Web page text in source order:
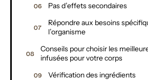
Pas d’effets secondaires
Répondre aux besoins
l’organisme
Conseils pour choisir les
infusées pour votre corps
Vérification des ingrédients